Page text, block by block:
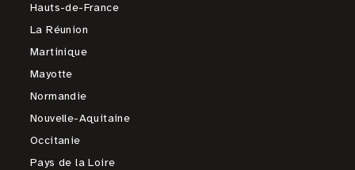
Hauts-de-France
La Réunion
Martinique
Mayotte
Normandie
Nouvelle-Aquitaine
Occitanie
Pays de la Loire